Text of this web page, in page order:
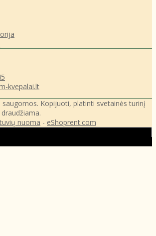
kvepalai.lt
Kopijuoti, platinti svetainės turinį
nuoma - eShoprent.com